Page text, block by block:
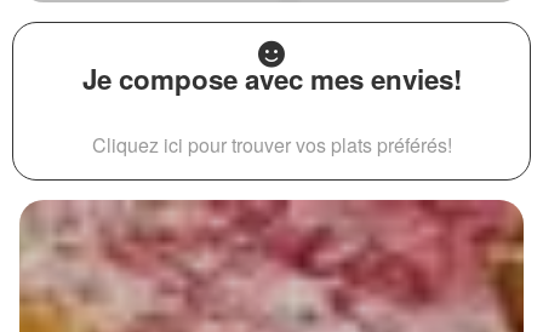
Je compose avec mes envies!
Cliquez ici pour trouver vos plats préférés!